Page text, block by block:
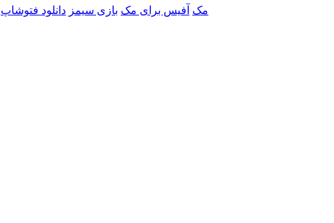
برنامه‌های Adobe مک آفیس برای مک بازی سیمز دانلود فتوشاپ